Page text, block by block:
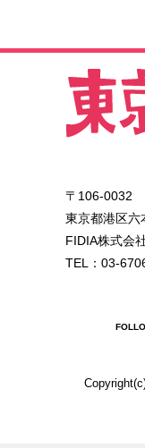
〒106-0032
東京都港区六
FIDIA株式会
TEL：03-